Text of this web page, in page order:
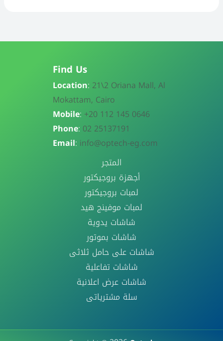
Find Us
Location: 21\2 Oriana Mall, Al
Mokattam, Cairo
Mobile: +20 112 145 0646
Phone: 02 25137191
Email: info@optech-eg.com
المتجر
أجهزة بروجيكتور
لمبات بروجيكتور
لمبات موفينج هيد
شاشات يدوية
شاشات بموتور
شاشات على حامل ثلاثى
شاشات تفاعلية
شاشات عرض اعلانية
سلة مشترياتى